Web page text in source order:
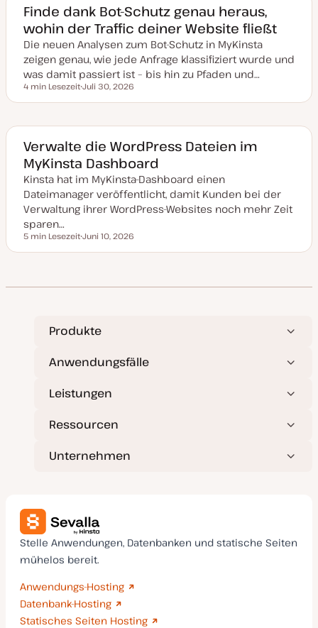
a
k
t
u
a
i
s
i
e
Finde dank Bot-Schutz genau heraus,
wohin der Traffic deiner Website fließt
Die neuen Analysen zum Bot-Schutz in MyKinsta
zeigen genau, wie jede Anfrage klassifiziert wurde und
was damit passiert ist – bis hin zu Pfaden und…
Lesezeit
4 min Lesezeit
a
k
t
u
a
i
s
r
t
Juli 30, 2026
Verwalte die WordPress Dateien im
MyKinsta Dashboard
Kinsta hat im MyKinsta-Dashboard einen
Dateimanager veröffentlicht, damit Kunden bei der
Verwaltung ihrer WordPress-Websites noch mehr Zeit
sparen…
Lesezeit
5 min Lesezeit
a
a
a
l
i
t
Juni 10, 2026
Produkte
Anwendungsfälle
Leistungen
Ressourcen
Unternehmen
Stelle Anwendungen, Datenbanken und statische Seiten
mühelos bereit.
Anwendungs-Hosting
Datenbank-Hosting
Statisches Seiten Hosting